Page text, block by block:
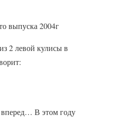
выпуска 2004г
2 левой кулисы в
В этом году